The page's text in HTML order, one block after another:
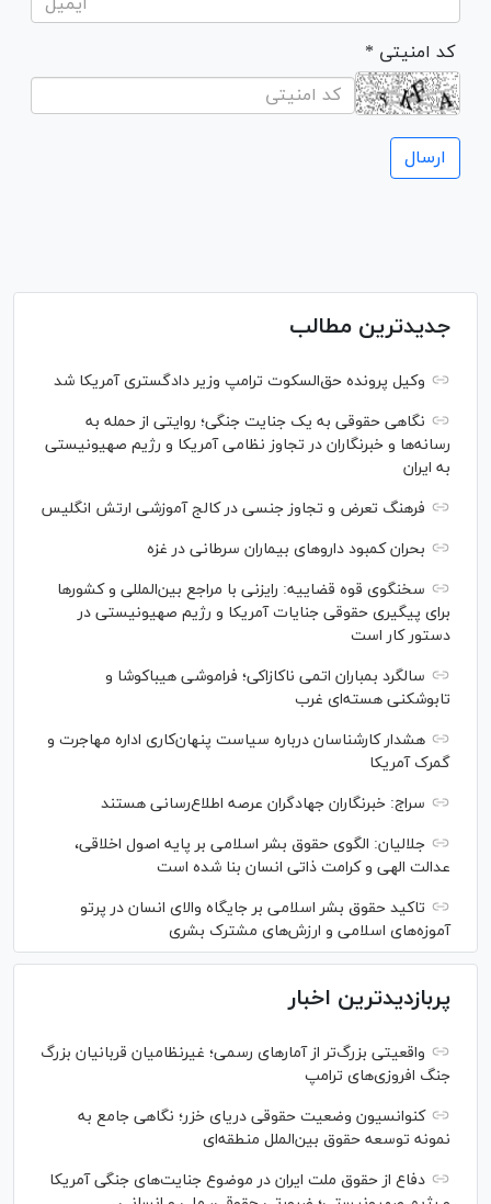
* کد امنیتی
جدیدترین مطالب
وکیل پرونده حق‌السکوت ترامپ وزیر دادگستری آمریکا شد
نگاهی حقوقی به یک جنایت جنگی؛ روایتی از حمله به
رسانه‌ها و خبرنگاران در تجاوز نظامی آمریکا و رژیم صهیونیستی
به ایران
فرهنگ تعرض و تجاوز جنسی در کالج آموزشی ارتش انگلیس
بحران کمبود دارو‌های بیماران سرطانی در غزه
سخنگوی قوه قضاییه: رایزنی‌ با مراجع بین‌المللی و کشور‌ها
برای پیگیری حقوقی جنایات آمریکا و رژیم صهیونیستی در
دستور کار است
سالگرد بمباران اتمی ناکازاکی؛ فراموشی هیباکوشا و
تابوشکنی هسته‌ای غرب
هشدار کارشناسان درباره سیاست پنهان‌کاری اداره مهاجرت و
گمرک آمریکا
سراج: خبرنگاران جهادگران عرصه اطلاع‌رسانی هستند
جلالیان: الگوی حقوق بشر اسلامی بر پایه اصول اخلاقی،
عدالت الهی و کرامت ذاتی انسان بنا شده است
تاکید حقوق بشر اسلامی بر جایگاه والای انسان در پرتو
آموزه‌های اسلامی و ارزش‌های مشترک بشری
پربازدیدترین اخبار
واقعیتی بزرگ‌تر از آمار‌های رسمی؛ غیرنظامیان قربانیان بزرگ
جنگ افروزی‌های ترامپ
کنوانسیون وضعیت حقوقی دریای خزر؛ نگاهی جامع به
نمونه توسعه حقوق بین‌الملل منطقه‌ای
دفاع از حقوق ملت ایران در موضوع جنایت‌های جنگی آمریکا